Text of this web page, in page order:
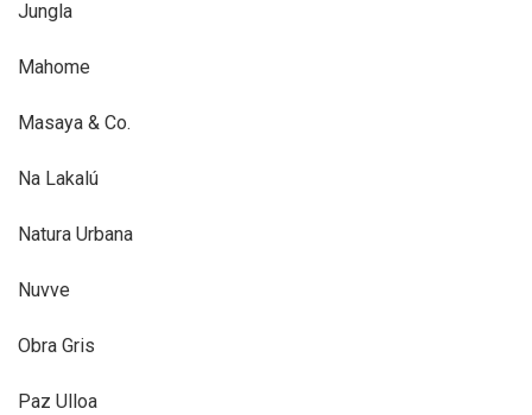
Jungla
Mahome
Masaya & Co.
Na Lakalú
Natura Urbana
Nuvve
Obra Gris
Paz Ulloa